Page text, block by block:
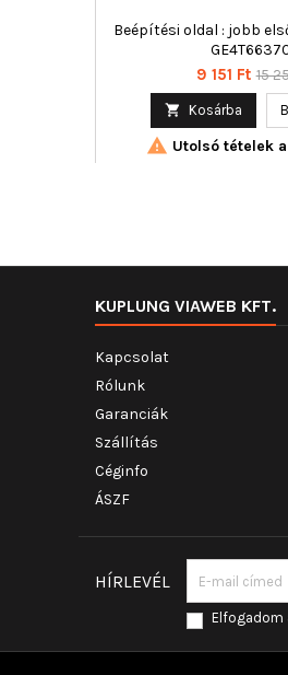
Beépítési oldal : jobb
Ár
9 151 Ft 15
 Kosárba
 Utolsó tételek
KUPLUNG VIAWEB KFT.
Kapcsolat
Rólunk
Garanciák
Szállítás
Céginfo
ÁSZF
HÍRLEVÉL
Elfogadom